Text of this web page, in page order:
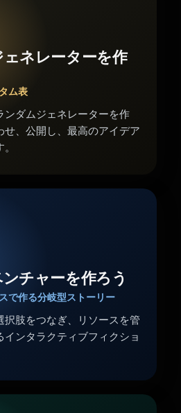
ネレーターを作
ム表
ンダムジェネレーターを作
せ、公開し、最高のアイデア
チャーを作ろう
で作る分岐型ストーリー
択肢をつなぎ、リソースを管
ンタラクティブフィクショ